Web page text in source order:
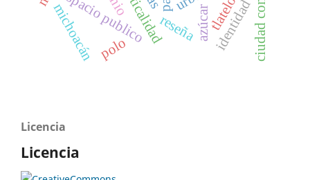
espacio publico reseñaazúcar
michoacán polo identidad
Licencia
Licencia